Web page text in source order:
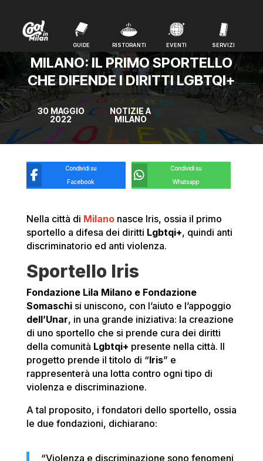
GUIDE RISTORANTI EVENTI SERVIZI
GUIDE RISTORANTI EVENTI SERVIZI
MILANO: IL PRIMO SPORTELLO
CHE DIFENDE I DIRITTI LGBTQI+
30 MAGGIO
2022
NOTIZIE A
MILANO
Condividi su
Facebook
Condividi su
Whatsapp
Nella città di Milano nasce Iris, ossia il primo
sportello a difesa dei diritti Lgbtqi+, quindi anti
discriminatorio ed anti violenza.
Sportello Iris
Fondazione Lila Milano e Fondazione
Somaschisi uniscono, con l’aiuto e l’appoggio
dell’Unar, in una grande iniziativa: la creazione
di uno sportello che si prende cura dei diritti
della comunità Lgbtqi+ presente nella città. Il
progetto prende il titolo di “Iris” e
rappresenterà una lotta contro ogni tipo di
violenza e discriminazione.
A tal proposito, i fondatori dello sportello, ossia
le due fondazioni, dichiarano:
“Violenza e discriminazione sono fenomeni